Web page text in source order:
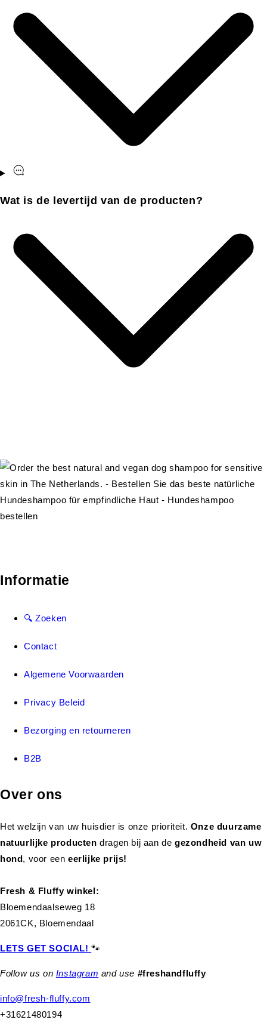
Wat is de levertijd van de producten?
Informatie
🔍 Zoeken
Contact
Algemene Voorwaarden
Privacy Beleid
Bezorging en retourneren
B2B
Over ons
Het welzijn van uw huisdier is onze prioriteit. Onze duurzame
natuurlijke productendragen bij aan de gezondheid van uw
hond, voor eeneerlijke prijs!
Fresh & Fluffy winkel:
Bloemendaalseweg 18
2061CK, Bloemendaal
LETS GET SOCIAL!🐾
Follow us on Instagram and use #freshandfluffy
info@fresh-fluffy.com
+31621480194